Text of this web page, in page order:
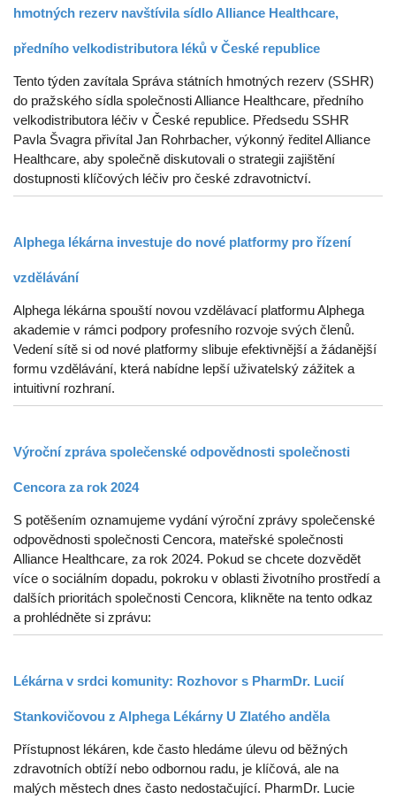
hmotných rezerv navštívila sídlo Alliance Healthcare,
předního velkodistributora léků v České republice
Tento týden zavítala Správa státních hmotných rezerv (SSHR)
do pražského sídla společnosti Alliance Healthcare, předního
velkodistributora léčiv v České republice. Předsedu SSHR
Pavla Švagra přivítal Jan Rohrbacher, výkonný ředitel Alliance
Healthcare, aby společně diskutovali o strategii zajištění
dostupnosti klíčových léčiv pro české zdravotnictví.
Alphega lékárna investuje do nové platformy pro řízení
vzdělávání
Alphega lékárna spouští novou vzdělávací platformu Alphega
akademie v rámci podpory profesního rozvoje svých členů.
Vedení sítě si od nové platformy slibuje efektivnější a žádanější
formu vzdělávání, která nabídne lepší uživatelský zážitek a
intuitivní rozhraní.
Výroční zpráva společenské odpovědnosti společnosti
Cencora za rok 2024
S potěšením oznamujeme vydání výroční zprávy společenské
odpovědnosti společnosti Cencora, mateřské společnosti
Alliance Healthcare, za rok 2024. Pokud se chcete dozvědět
více o sociálním dopadu, pokroku v oblasti životního prostředí a
dalších prioritách společnosti Cencora, klikněte na tento odkaz
a prohlédněte si zprávu:
Lékárna v srdci komunity: Rozhovor s PharmDr. Lucií
Stankovičovou z Alphega Lékárny U Zlatého anděla
Přístupnost lékáren, kde často hledáme úlevu od běžných
zdravotních obtíží nebo odbornou radu, je klíčová, ale na
malých městech dnes často nedostačující. PharmDr. Lucie